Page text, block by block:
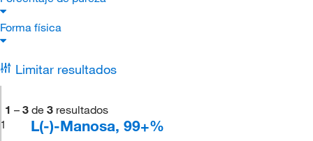
Forma física
Limitar resultados
1 – 3 de 3 resultados
1
L(-)-Manosa, 99+%